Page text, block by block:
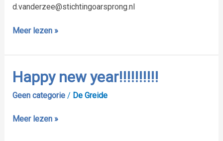
d.vanderzee@stichtingoarsprong.nl
Meer lezen »
Happy new year!!!!!!!!!!
Geen categorie/ De Greide
Happy
new
year!!!!!!!!!!
Meer lezen »